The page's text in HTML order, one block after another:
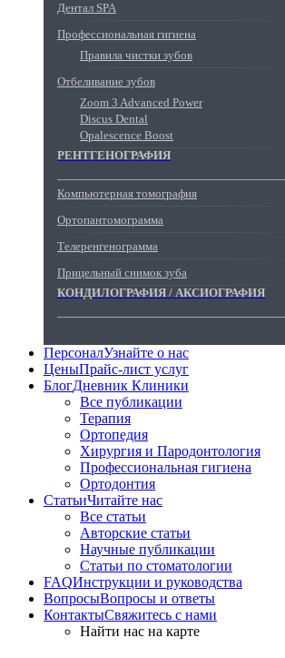
Дентал SPA
Профессиональная гигиена
Правила чистки зубов
Отбеливание зубов
Zoom 3 Advanced Power
Discus Dental
Opalescence Boost
РЕНТГЕНОГРАФИЯ
Компьютерная томография
Ортопантомограмма
Телеренгенограмма
Прицельный снимок зуба
КОНДИЛОГРАФИЯ / АКСИОГРАФИЯ
ПерсоналУзнайте о нас
ЦеныПрайс-лист услуг
БлогДневник Клиники
Все публикации
Терапия
Ортопедия
Хирургия и Пародонтология
Профессиональная гигиена
Ортодонтия
СтатьиЧитайте нас
Все статьи
Авторские статьи
Научные публикации
Статьи по стоматологии
FAQИнструкции и руководства
ВопросыВопросы и ответы
КонтактыСвяжитесь с нами
Найти нас на карте